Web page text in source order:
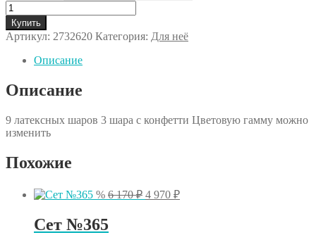
Количество
товара
Сет
№181
Купить
Артикул: 2732620 Категория: Для неё
Описание
Описание
9 латексных шаров 3 шара с конфетти Цветовую гамму можно
изменить
Похожие
% 6 170₽ Первоначальная
4 970 ₽Текущая
Сет №365